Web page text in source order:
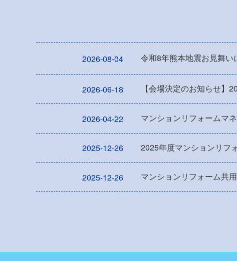
2026-08-04 令和8年熊本地震お見舞い
2026-06-18 【会場決定のお知らせ】
2026-04-22 マンションリフォームマ
2025-12-26 2025年度マンションリフ
2025-12-26 マンションリフォーム共